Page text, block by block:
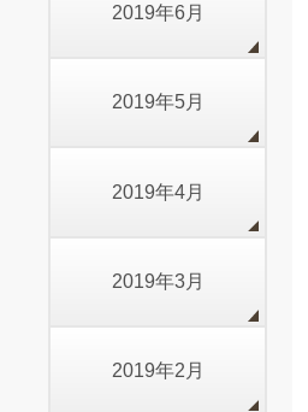
2019年6月
2019年5月
2019年4月
2019年3月
2019年2月